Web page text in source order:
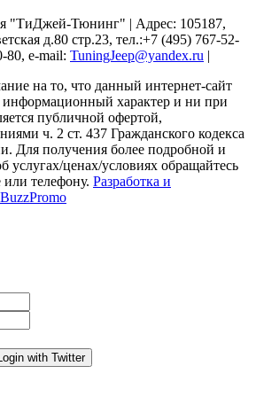
"ТиДжей-Тюнинг" | Адрес: 105187,
д.80 стр.23, тел.:+7 (495) 767-52-
80, e-mail: TuningJeep@yandex.ru |
на то, что данный интернет-сайт
информационный характер и ни при
публичной офертой,
ч. 2 ст. 437 Гражданского кодекса
Для получения более подробной и
услугах/ценах/условиях обращайтесь
телефону. Разработка и
Login with Twitter